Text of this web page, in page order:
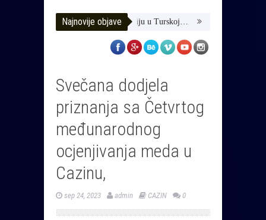
Najnovije objave
-Pomozimo joj da dobije terapiju u Turskoj… HUSE TATAREVIĆ
Svečana dodjela
priznanja sa Četvrtog
međunarodnog
ocjenjivanja meda u
Cazinu,
sep 24, 2023 admin CAZIN 0